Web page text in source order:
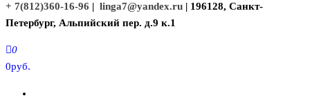
+ 7(812)360-16-96 | linga7@yandex.ru | 196128, Санкт-
Петербург, Альпийский пер. д.9 к.1
0
0руб.